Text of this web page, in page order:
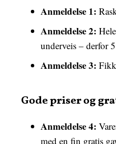
Anmeldelse 1:
Anmeldelse 2:
underveis – derfor
Anmeldelse 3:
Gode priser og
Anmeldelse 4:
med en fin gratis